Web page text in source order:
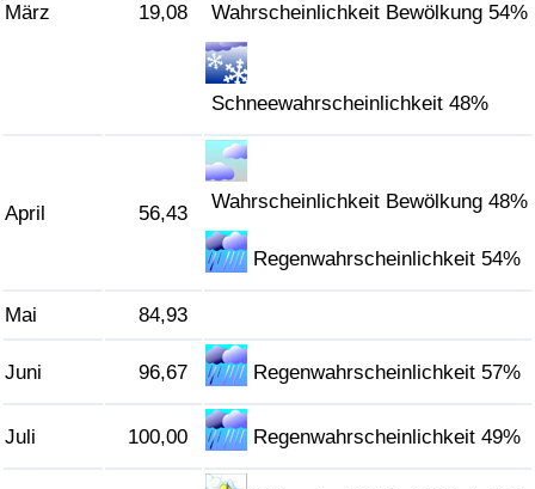
März 19,08 Wahrscheinlichkeit Bewölkung 54%
Schneewahrscheinlichkeit 48%
April 56,43
Wahrscheinlichkeit Bewölkung 48%
Regenwahrscheinlichkeit 54%
Mai 84,93
Juni 96,67 Regenwahrscheinlichkeit 57%
Juli 100,00 Regenwahrscheinlichkeit 49%